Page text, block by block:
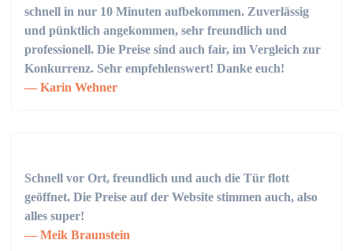
schnell in nur 10 Minuten aufbekommen. Zuverlässig
und pünktlich angekommen, sehr freundlich und
professionell. Die Preise sind auch fair, im Vergleich zur
Konkurrenz. Sehr empfehlenswert! Danke euch!
Karin Wehner
Schnell vor Ort, freundlich und auch die Tür flott
geöffnet. Die Preise auf der Website stimmen auch, also
alles super!
Meik Braunstein